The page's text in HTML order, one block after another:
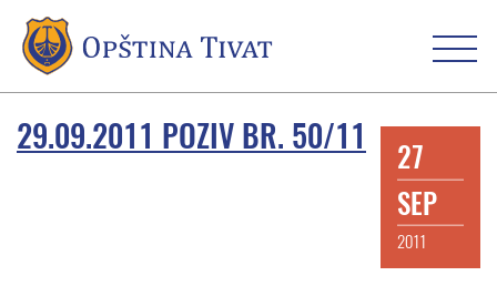
29.09.2011 POZIV BR. 50/11
27
SEP
2011